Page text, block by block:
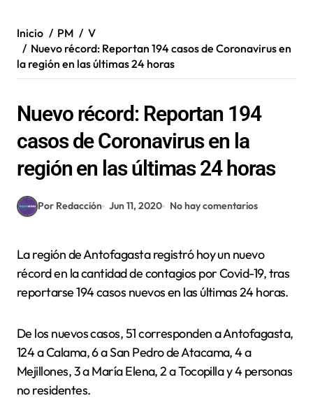
Inicio PM
V
Nuevo récord: Reportan 194 casos de Coronavirus en
la región en las últimas 24 horas
Nuevo récord: Reportan 194
casos de Coronavirus en la
región en las últimas 24 horas
Por Redacción Jun 11, 2020 No hay comentarios
La región de Antofagasta registró hoy un nuevo
récord en la cantidad de contagios por Covid-19, tras
reportarse 194 casos nuevos en las últimas 24 horas.
De los nuevos casos, 51 corresponden a Antofagasta,
124 a Calama, 6 a San Pedro de Atacama, 4 a
Mejillones, 3 a María Elena, 2 a Tocopilla y 4 personas
no residentes.